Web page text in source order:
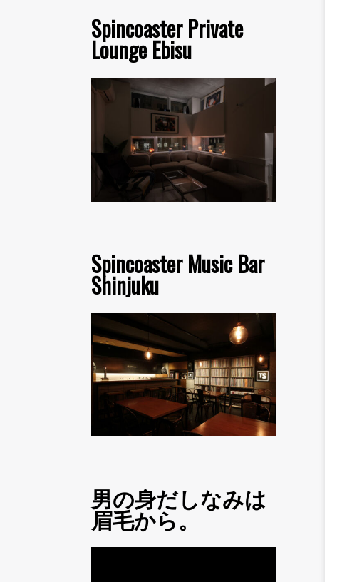
Spincoaster Private
Lounge Ebisu
Spincoaster Music Bar
Shinjuku
男の身だしなみは
眉毛から。